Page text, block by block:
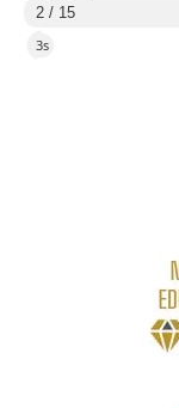
2 / 15
2s
link